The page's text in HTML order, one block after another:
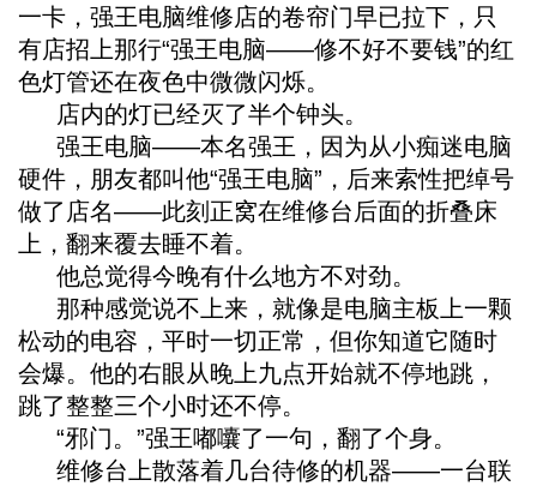
一卡，强王电脑维修店的卷帘门早已拉下，只
有店招上那行“强王电脑——修不好不要钱”的红
色灯管还在夜色中微微闪烁。
店内的灯已经灭了半个钟头。
强王电脑——本名强王，因为从小痴迷电脑
硬件，朋友都叫他“强王电脑”，后来索性把绰号
做了店名——此刻正窝在维修台后面的折叠床
上，翻来覆去睡不着。
他总觉得今晚有什么地方不对劲。
那种感觉说不上来，就像是电脑主板上一颗
松动的电容，平时一切正常，但你知道它随时
会爆。他的右眼从晚上九点开始就不停地跳，
跳了整整三个小时还不停。
“邪门。”强王嘟囔了一句，翻了个身。
维修台上散落着几台待修的机器——一台联